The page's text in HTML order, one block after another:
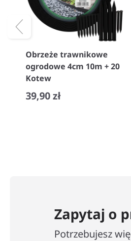
Obrzeże trawnikowe
ogrodowe 4cm 10m + 20
Kotew
39,90 zł
Zapytaj o
Potrzebujesz